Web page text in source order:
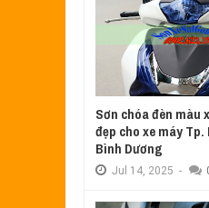
Sơn chóa đèn màu
đẹp cho xe máy Tp.
Bình Dương
Jul 14, 2025 -